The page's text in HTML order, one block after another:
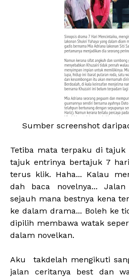
Sumber screenshot
Tetiba mata terpaku di
tajuk entrinya bertajuk 7
terus klik. Haha... Kalau
dah baca novelnya...
sejauh mana bestnya kena
ke dalam drama... Boleh ke
dipilih membawa watak
dalam novelkan.
Aku takdelah mengikuti
jalan ceritanya best dan